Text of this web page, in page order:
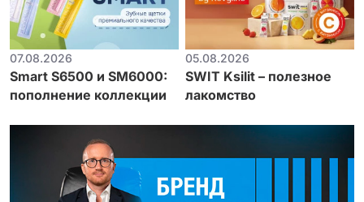
07.08.2026
Smart S6500 и SM6000:
пополнение коллекции
05.08.2026
SWIT Ksilit – полезное
лакомство